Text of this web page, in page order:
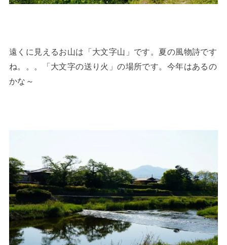
遠くに見えるお山は「大文字山」です。夏の風物詩です
ね。。。「大文字の送り火」の場所です。今年はあるの
かな～